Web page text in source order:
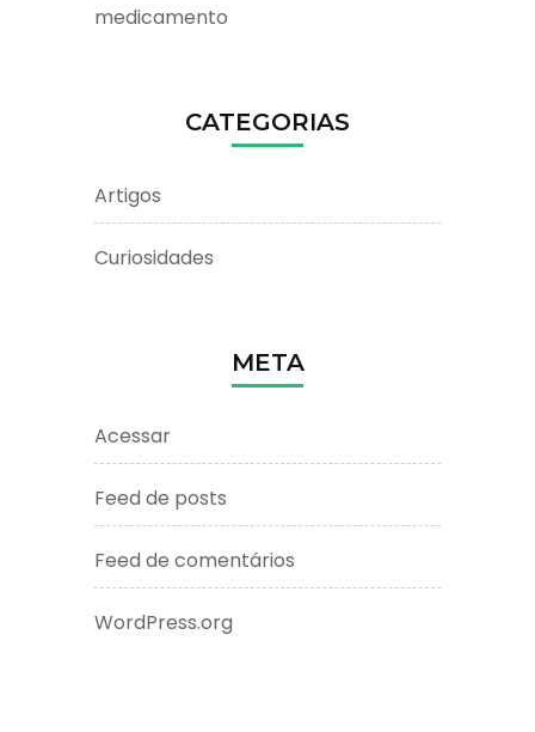
medicamento
CATEGORIAS
Artigos
Curiosidades
META
Acessar
Feed de posts
Feed de comentários
WordPress.org